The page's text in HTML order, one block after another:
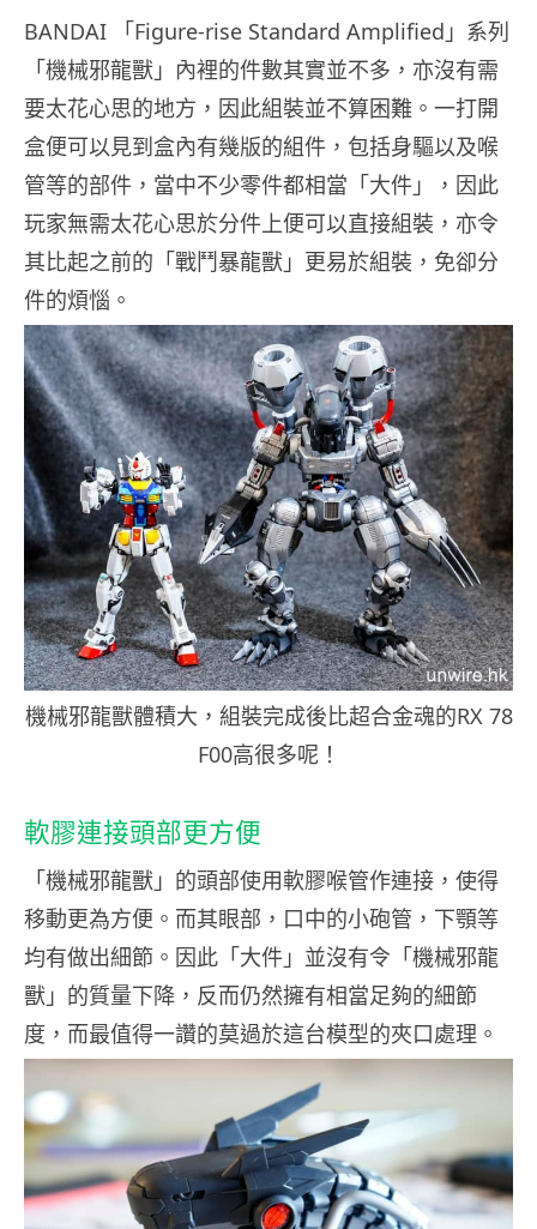
BANDAI 「Figure-rise Standard Amplified」系列
「機械邪龍獸」內裡的件數其實並不多，亦沒有需
要太花心思的地方，因此組裝並不算困難。一打開
盒便可以見到盒內有幾版的組件，包括身驅以及喉
管等的部件，當中不少零件都相當「大件」，因此
玩家無需太花心思於分件上便可以直接組裝，亦令
其比起之前的「戰鬥暴龍獸」更易於組裝，免卻分
件的煩惱。
機械邪龍獸體積大，組裝完成後比超合金魂的RX 78
F00高很多呢！
軟膠連接頭部更方便
「機械邪龍獸」的頭部使用軟膠喉管作連接，使得
移動更為方便。而其眼部，口中的小砲管，下顎等
均有做出細節。因此「大件」並沒有令「機械邪龍
獸」的質量下降，反而仍然擁有相當足夠的細節
度，而最值得一讚的莫過於這台模型的夾口處理。